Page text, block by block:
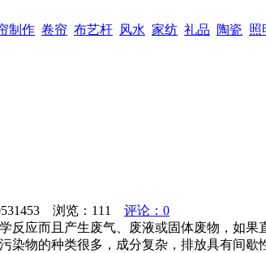
制作 卷帘 布艺杆 风水 家纺 礼品 陶瓷 照
浏览： 111
评论：0
应而且产生废气、废液或固体废物，如
物的种类很多，成分复杂，排放具有间